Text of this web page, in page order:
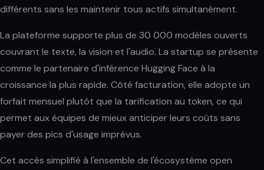
différents sans les maintenir tous actifs simultanément.
La plateforme supporte plus de 30 000 modèles ouverts
couvrant le texte, la vision et l'audio. La startup se présente
comme le partenaire d'inférence Hugging Face à la
croissance la plus rapide. Côté facturation, elle adopte un
forfait mensuel plutôt que la tarification au token, ce qui
permet aux équipes de mieux anticiper leurs coûts sans
payer des pics d'usage imprévus.
Cet accès simplifié à l'ensemble de l'écosystème open